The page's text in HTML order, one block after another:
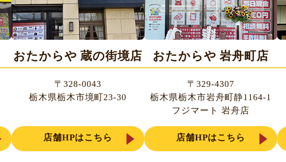
おたからや 蔵の街境店
〒328-0043
栃木県栃木市境町23-30
店舗HPはこちら
おたからや 岩舟町店
〒329-4307
栃木県栃木市岩舟町静1164-1
フジマート 岩舟店
店舗HPはこちら